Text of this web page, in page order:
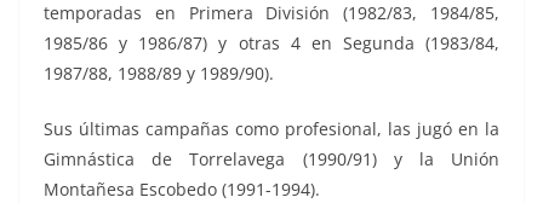
temporadas en Primera División (1982/83, 1984/85,
1985/86 y 1986/87) y otras 4 en Segunda (1983/84,
1987/88, 1988/89 y 1989/90).
Sus últimas campañas como profesional, las jugó en la
Gimnástica de Torrelavega (1990/91) y la Unión
Montañesa Escobedo (1991-1994).